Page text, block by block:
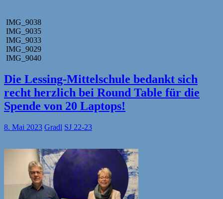
IMG_9038
IMG_9035
IMG_9033
IMG_9029
IMG_9040
Die Lessing-Mittelschule bedankt sich
recht herzlich bei Round Table für die
Spende von 20 Laptops!
8. Mai 2023 Gradl SJ 22-23